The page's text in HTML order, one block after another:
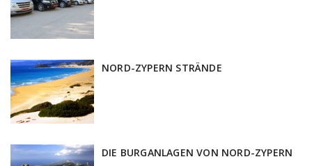
NORD-ZYPERN STRÄNDE
DIE BURGANLAGEN VON NORD-ZYPERN